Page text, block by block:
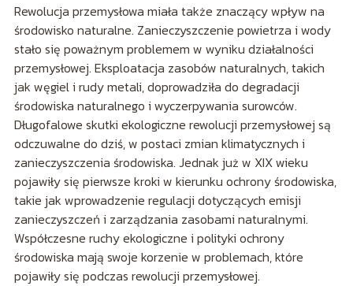
Rewolucja przemysłowa miała także znaczący wpływ na
środowisko naturalne. Zanieczyszczenie powietrza i wody
stało się poważnym problemem w wyniku działalności
przemysłowej. Eksploatacja zasobów naturalnych, takich
jak węgiel i rudy metali, doprowadziła do degradacji
środowiska naturalnego i wyczerpywania surowców.
Długofalowe skutki ekologiczne rewolucji przemysłowej są
odczuwalne do dziś, w postaci zmian klimatycznych i
zanieczyszczenia środowiska. Jednak już w XIX wieku
pojawiły się pierwsze kroki w kierunku ochrony środowiska,
takie jak wprowadzenie regulacji dotyczących emisji
zanieczyszczeń i zarządzania zasobami naturalnymi.
Współczesne ruchy ekologiczne i polityki ochrony
środowiska mają swoje korzenie w problemach, które
pojawiły się podczas rewolucji przemysłowej.